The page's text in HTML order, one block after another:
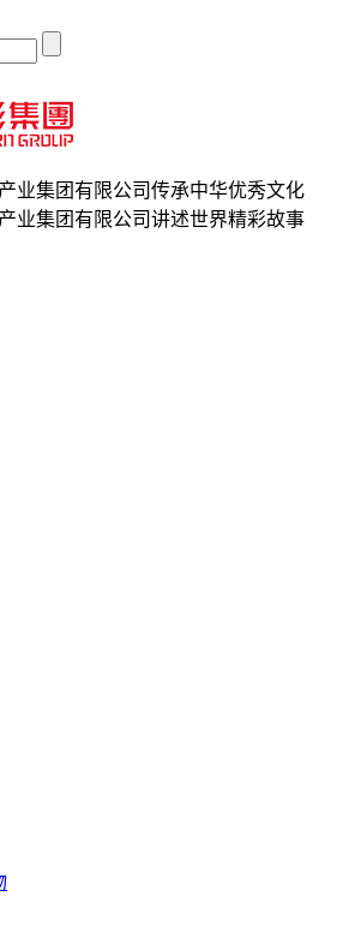
传承中华优秀文化
讲述世界精彩故事